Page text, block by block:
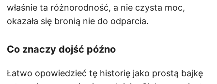
właśnie ta różnorodność, a nie czysta moc,
okazała się bronią nie do odparcia.
Co znaczy dojść późno
Łatwo opowiedzieć tę historię jako prostą bajkę